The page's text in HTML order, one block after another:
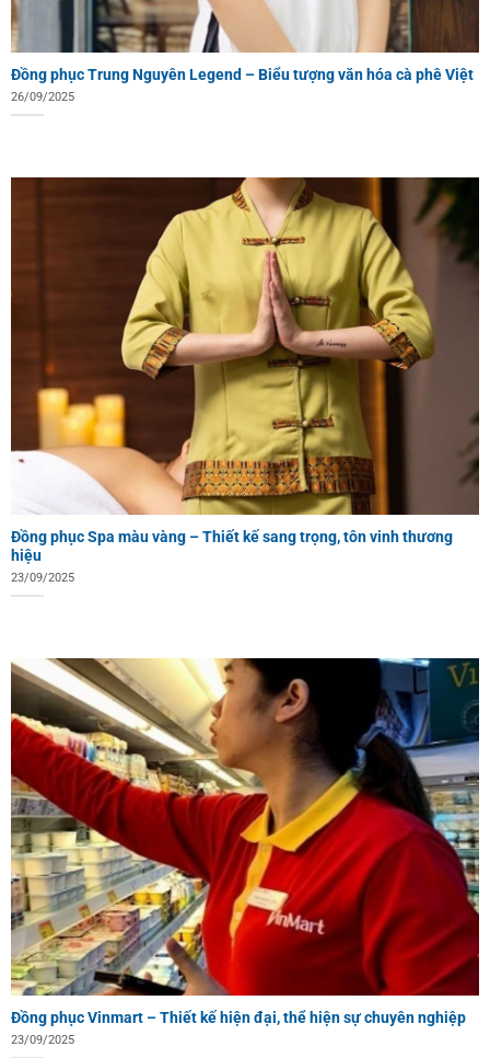
Đồng phục Trung Nguyên Legend – Biểu tượng văn hóa cà phê Việt
26/09/2025
Đồng phục Spa màu vàng – Thiết kế sang trọng, tôn vinh thương
hiệu
23/09/2025
Đồng phục Vinmart – Thiết kế hiện đại, thể hiện sự chuyên nghiệp
23/09/2025